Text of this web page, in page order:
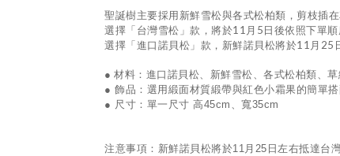
聖誕樹主要採用新鮮雪松與各式松柏類，剪枝插
選擇「台灣雪松」款，將於11 月 5 日後依照下單
選擇「進口諾貝松」款，新鮮諾貝松將於11 月 25
● 材料：進口諾貝松、新鮮雪松、各式松柏類、草
● 飾品：選用緞面材質緞帶與紅色小霜果的簡單
● 尺寸：單一尺寸 高45cm、寬35cm
注意事項：新鮮諾貝松將於11 月 25 日左右抵達台